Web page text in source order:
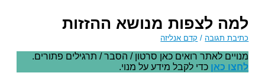
למה לצפות מנושא ההזזות
כתיבת תגובה / קדם אנליזה
מנויים לאתר רואים כאן סרטון / הסבר / תרגילים פתורים.
לחצו כאן כדי לקבל מידע על מנוי.